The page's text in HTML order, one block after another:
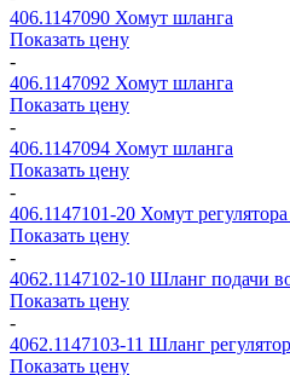
406.1147090 Хомут шланга
Показать цену
-
406.1147092 Хомут шланга
Показать цену
-
406.1147094 Хомут шланга
Показать цену
-
406.1147101-20 Хомут
Показать цену
-
4062.1147102-10 Шланг подачи
Показать цену
-
4062.1147103-11 Шланг
Показать цену